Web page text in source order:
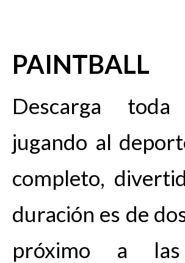
PAINTBALL
Descarga
jugando al
completo,
duración es de
próximo a las